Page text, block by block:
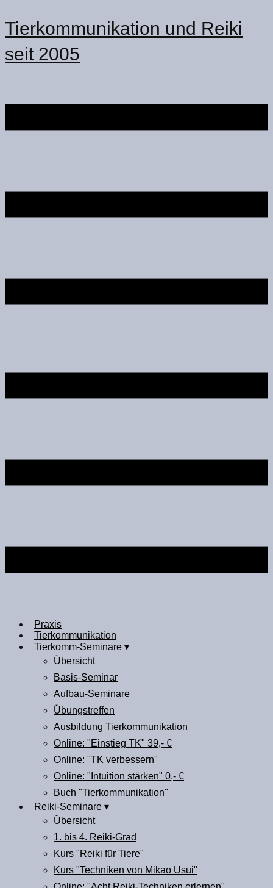
Tierkommunikation und Reiki
seit 2005
Praxis
Tierkommunikation
Tierkomm-Seminare ▾
Übersicht
Basis-Seminar
Aufbau-Seminare
Übungstreffen
Ausbildung Tierkommunikation
Online: "Einstieg TK" 39,- €
Online: "TK verbessern"
Online: "Intuition stärken" 0,- €
Buch "Tierkommunikation"
Reiki-Seminare ▾
Übersicht
1. bis 4. Reiki-Grad
Kurs "Reiki für Tiere"
Kurs "Techniken von Mikao Usui"